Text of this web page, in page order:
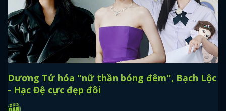
Dương Tử hóa "nữ thần bóng đêm", Bạch Lộc
- Hạc Đệ cực đẹp đôi